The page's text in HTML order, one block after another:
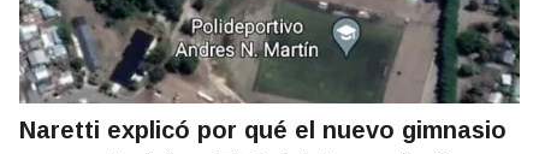
Naretti explicó por qué el nuevo gimnasio